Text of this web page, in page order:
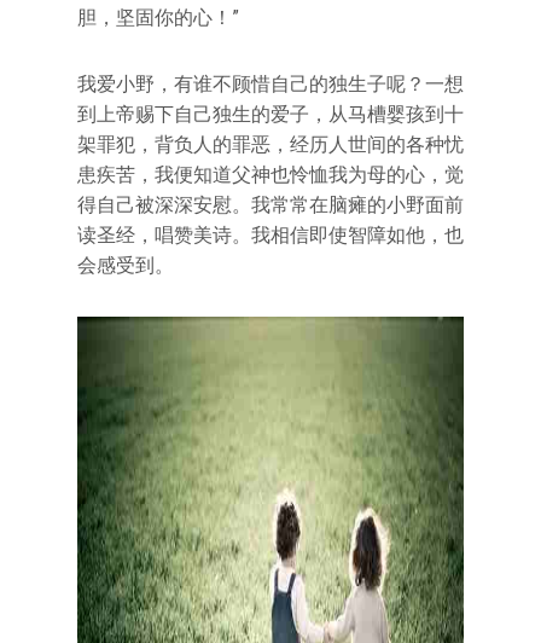
胆，坚固你的心！”
我爱小野，有谁不顾惜自己的独生子呢？一想
到上帝赐下自己独生的爱子，从马槽婴孩到十
架罪犯，背负人的罪恶，经历人世间的各种忧
患疾苦，我便知道父神也怜恤我为母的心，觉
得自己被深深安慰。我常常在脑瘫的小野面前
读圣经，唱赞美诗。我相信即使智障如他，也
会感受到。